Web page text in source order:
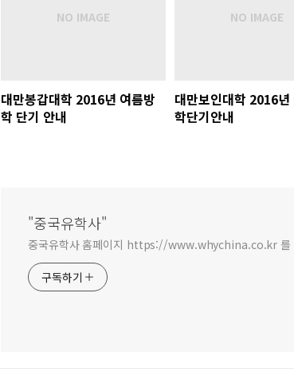
대만봉갑대학 2016년 여름방
학 단기 안내
대만보인대학 2016년
학단기안내
"중국유학사"
중국유학사 홈페이지 https://www.whychina.co.kr 를
구독하기